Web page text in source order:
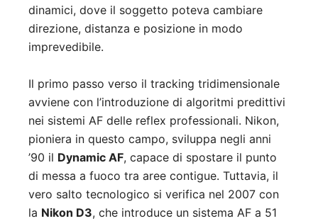
dinamici, dove il soggetto poteva cambiare
direzione, distanza e posizione in modo
imprevedibile.
Il primo passo verso il tracking tridimensionale
avviene con l’introduzione di algoritmi predittivi
nei sistemi AF delle reflex professionali. Nikon,
pioniera in questo campo, sviluppa negli anni
’90 il Dynamic AF, capace di spostare il punto
di messa a fuoco tra aree contigue. Tuttavia, il
vero salto tecnologico si verifica nel 2007 con
la Nikon D3, che introduce un sistema AF a 51